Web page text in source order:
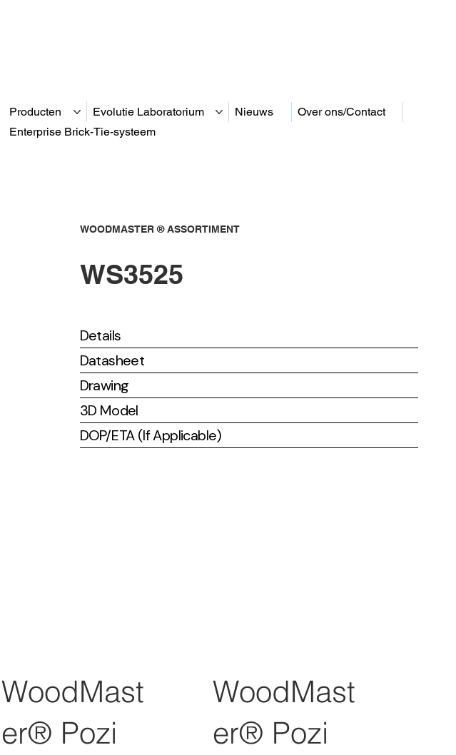
Producten Evolutie Laboratorium Nieuws
Over ons/Contact
Enterprise Brick-Tie-systeem
WOODMASTER ® ASSORTIMENT
WS3525
Details
Datasheet
Drawing
3D Model
DOP/ETA (If Applicable)
WoodMast
er® Pozi
WoodMast
er® Pozi